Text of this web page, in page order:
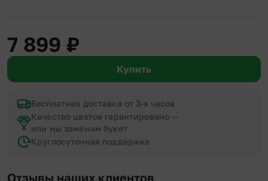
7 899 ₽
Купить
Бесплатная доставка от 3-х часов
Качество цветов гарантировано —
или мы заменим букет
Круглосуточная поддержка
Отзывы наших клиентов